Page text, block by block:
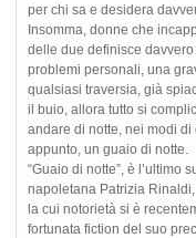
per chi sa e desidera
Insomma, donne che
delle due definisce davvero
problemi personali, una
qualsiasi traversia, già
il buio, allora tutto si
andare di notte, nei modi di
appunto, un guaio di notte.
“Guaio di notte”, è l’ultimo
napoletana Patrizia Rinaldi,
la cui notorietà si è
fortunata fiction del suo